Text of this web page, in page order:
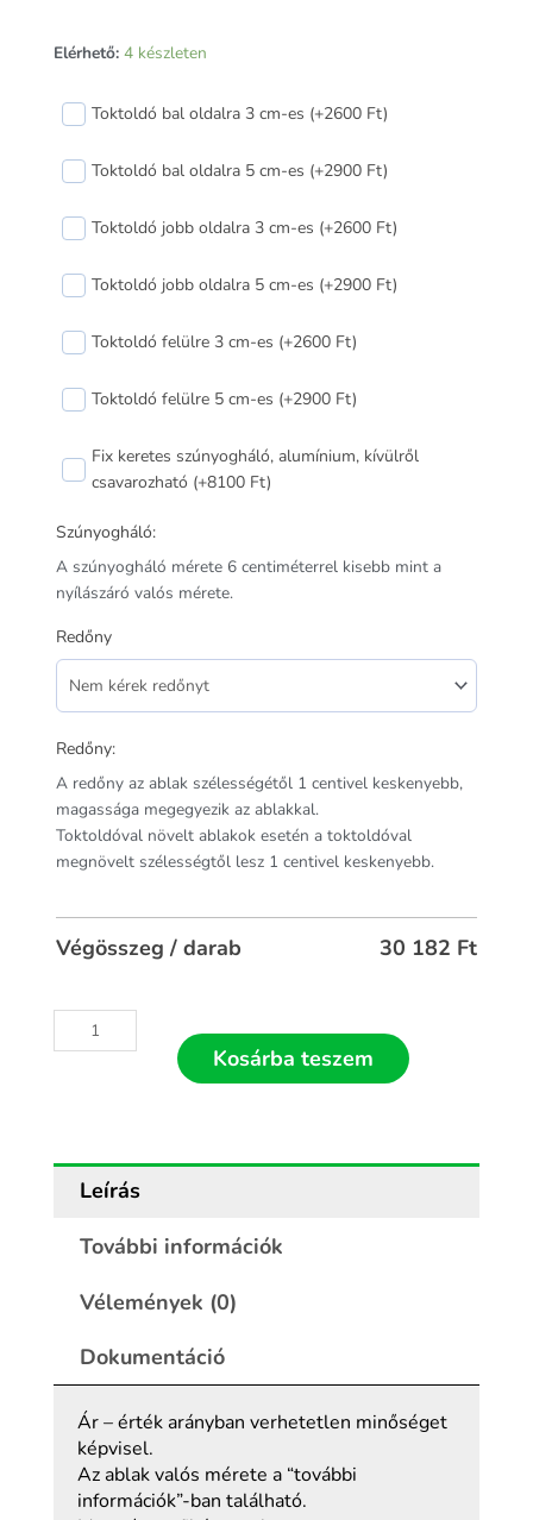
Elérhető: 4 készleten
Toktoldó bal oldalra 3 cm-es (+2600 Ft)
Toktoldó bal oldalra 5 cm-es (+2900 Ft)
Toktoldó jobb oldalra 3 cm-es (+2600 Ft)
Toktoldó jobb oldalra 5 cm-es (+2900 Ft)
Toktoldó felülre 3 cm-es (+2600 Ft)
Toktoldó felülre 5 cm-es (+2900 Ft)
Fix keretes szúnyogháló, alumínium, kívülről
csavarozható (+8100 Ft)
Szúnyogháló:
A szúnyogháló mérete 6 centiméterrel kisebb mint a
nyílászáró valós mérete.
Redőny
Redőny:
A redőny az ablak szélességétől 1 centivel keskenyebb,
magassága megegyezik az ablakkal.
Toktoldóval növelt ablakok esetén a toktoldóval
megnövelt szélességtől lesz 1 centivel keskenyebb.
Végösszeg / darab 30 182 Ft
Arkitek
bukó-
nyíló
műanyag
ablak
80x80
mennyiség
Kosárba teszem
Leírás
További információk
Vélemények (0)
Dokumentáció
Ár – érték arányban verhetetlen minőséget
képvisel.
Az ablak valós mérete a “további
információk”-ban található.